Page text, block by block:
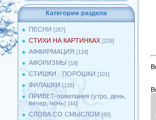
Категории раздела
ПЕСНИ [267]
СТИХИ НА КАРТИНКАХ [229]
АФФИРМАЦИЯ [124]
АФОРИЗМЫ [18]
СТИШКИ - ПОРОШКИ [101]
ФИЛАШКИ [126]
ПРИВЕТ-пожелания (утро, день,
вечер, ночь) [44]
СЛОВА СО СМЫСЛОМ [60]